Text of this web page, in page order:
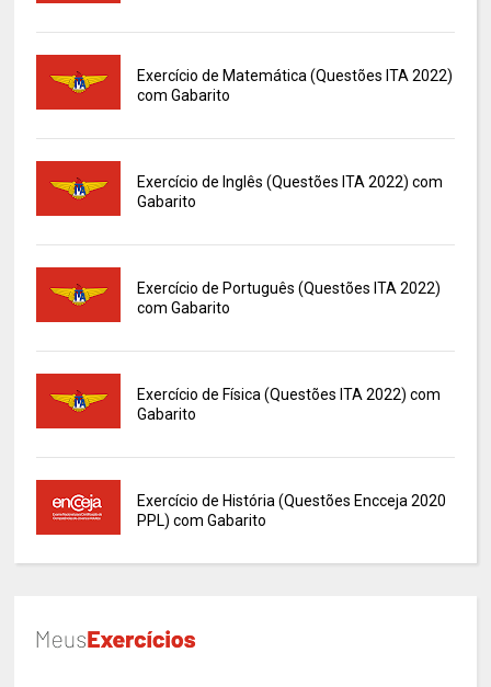
Exercício de Matemática (Questões ITA 2022)
com Gabarito
Exercício de Inglês (Questões ITA 2022) com
Gabarito
Exercício de Português (Questões ITA 2022)
com Gabarito
Exercício de Física (Questões ITA 2022) com
Gabarito
Exercício de História (Questões Encceja 2020
PPL) com Gabarito